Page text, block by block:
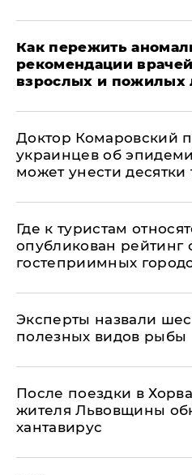
Как пережить
рекомендации
взрослых и пожилых
Доктор Комаровский
украинцев об
может унести
Где к туристам
опубликован рейтинг
гостеприимных
Эксперты назвали
полезных видов рыбы
После поездки в
жителя Львовщины
хантавирус